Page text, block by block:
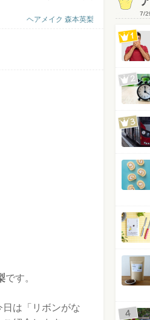
ヘアメイク 森本英梨
です。
は「リボンがな
7/